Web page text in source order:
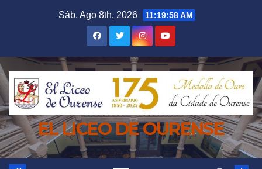
Sáb. Ago 8th, 2026 11:20:00 AM
EL LICEO DE OURENSE